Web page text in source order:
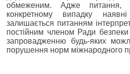
обмеженим. Адже
конкретному випадку
залишається питанням
постійним членом Ради
запровадженню будь-яких
порушення норм міжнародного